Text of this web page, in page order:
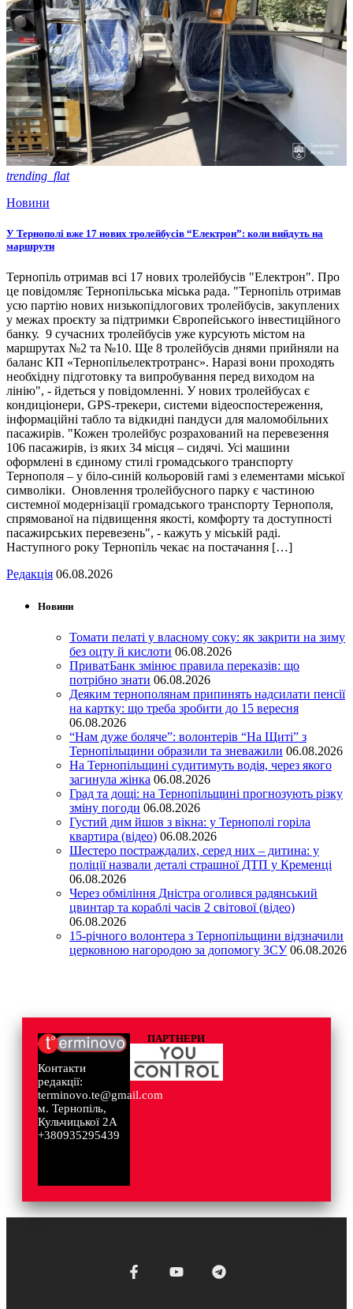
trending_flat
Новини
У Тернополі вже 17 нових тролейбусів “Електрон”: коли вийдуть на
маршрути
Тернопіль отримав всі 17 нових тролейбусів "Електрон". Про
це повідомляє Тернопільська міська рада. "Тернопіль отримав
усю партію нових низькопідлогових тролейбусів, закуплених
у межах проєкту за підтримки Європейського інвестиційного
банку. 9 сучасних тролейбусів уже курсують містом на
маршрутах №2 та №10. Ще 8 тролейбусів днями прийняли на
баланс КП «Тернопільелектротранс». Наразі вони проходять
необхідну підготовку та випробування перед виходом на
лінію", - йдеться у повідомленні. У нових тролейбусах є
кондиціонери, GPS-трекери, системи відеоспостереження,
інформаційні табло та відкидні пандуси для маломобільних
пасажирів. "Кожен тролейбус розрахований на перевезення
106 пасажирів, із яких 34 місця – сидячі. Усі машини
оформлені в єдиному стилі громадського транспорту
Тернополя – у біло-синій кольоровій гамі з елементами міської
символіки. Оновлення тролейбусного парку є частиною
системної модернізації громадського транспорту Тернополя,
спрямованої на підвищення якості, комфорту та доступності
пасажирських перевезень", - кажуть у міській раді.
Наступного року Тернопіль чекає на постачання […]
Редакція 06.08.2026
Новини
Томати пелаті у власному соку: як закрити на зиму
без оцту й кислоти 06.08.2026
ПриватБанк змінює правила переказів: що
потрібно знати 06.08.2026
Деяким тернополянам припинять надсилати пенсії
на картку: що треба зробити до 15 вересня
06.08.2026
“Нам дуже боляче”: волонтерів “На Щиті” з
Тернопільщини образили та зневажили 06.08.2026
На Тернопільщині судитимуть водія, через якого
загинула жінка 06.08.2026
Град та дощі: на Тернопільщині прогнозують різку
зміну погоди 06.08.2026
Густий дим йшов з вікна: у Тернополі горіла
квартира (відео) 06.08.2026
Шестеро постраждалих, серед них – дитина: у
поліції назвали деталі страшної ДТП у Кременці
06.08.2026
Через обміління Дністра оголився радянський
цвинтар та кораблі часів 2 світової (відео)
06.08.2026
15-річного волонтера з Тернопільщини відзначили
церковною нагородою за допомогу ЗСУ 06.08.2026
Контакти
редакції:
terminovo.te@gmail.com
м. Тернопіль,
Кульчицької 2А
+380935295439
ПАРТНЕРИ